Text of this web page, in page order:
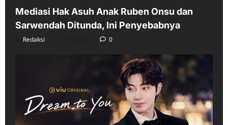
Mediasi Hak Asuh Anak Ruben Onsu dan
Sarwendah Ditunda, Ini Penyebabnya
Redaksi 0